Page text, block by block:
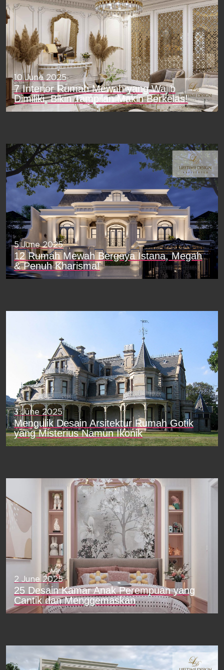
10 June 2025
7 Interior Rumah Mewah yang Wajib
Dimiliki, Bikin Tampilan Makin Berkelas!
5 June 2025
12 Rumah Mewah Bergaya Istana, Megah
& Penuh Kharisma!
3 June 2025
Mengulik Desain Arsitektur Rumah Gotik
yang Misterius Namun Ikonik
2 June 2025
25 Desain Kamar Anak Perempuan yang
Cantik dan Menggemaskan